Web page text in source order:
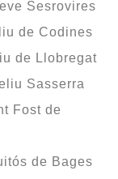
Sesrovires
de Codines
de Llobregat
Sasserra
Fost de
de Bages